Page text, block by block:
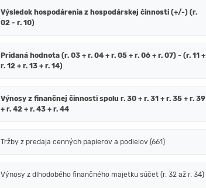
Výsledok hospodárenia z hospodárskej činnosti (+/-) (r.
02 - r. 10)
Pridaná hodnota (r. 03 + r. 04 + r. 05 + r. 06 + r. 07) - (r. 11 +
r. 12 + r. 13 + r. 14)
Výnosy z finančnej činnosti spolu r. 30 + r. 31 + r. 35 + r. 39
+ r. 42 + r. 43 + r. 44
Tržby z predaja cenných papierov a podielov (661)
Výnosy z dlhodobého finančného majetku súčet (r. 32 až r. 34)